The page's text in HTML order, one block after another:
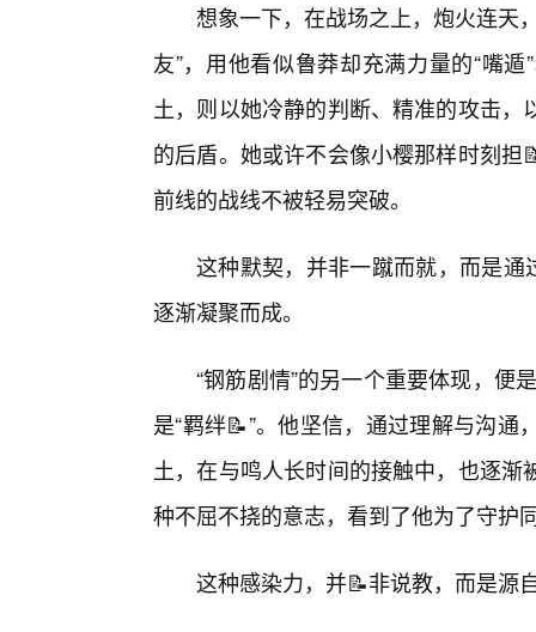
想象一下，在战场之上，炮火连天
友”，用他看似鲁莽却充满力量的“嘴
土，则以她冷静的判断、精准的攻击
的后盾。她或许不会像小樱那样时刻
前线的战线不被轻易突破。
这种默契，并非一蹴而就，而是通
逐渐凝聚而成。
“钢筋剧情”的另一个重要体现，便
是“羁绊📝”。他坚信，通过理解与沟
土，在与鸣人长时间的接触中，也逐
种不屈不挠的意志，看到了他为了守护
这种感染力，并📝非说教，而是源